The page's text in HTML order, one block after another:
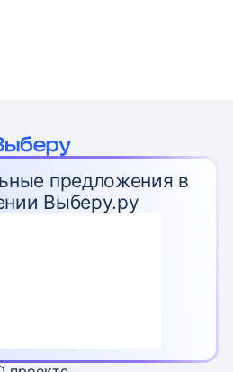
предложения в
Выберу.ру